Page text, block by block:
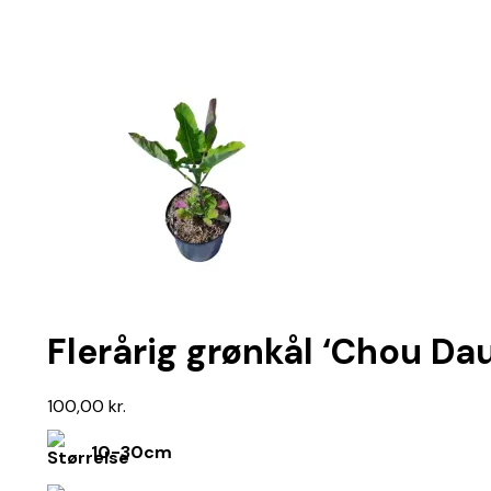
Flerårig grønkål ‘Chou
100,00 kr.
10-30cm